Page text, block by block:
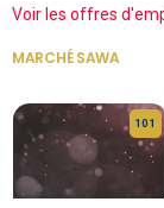
Voir les offres
MARCHÉ SAWA
10 1